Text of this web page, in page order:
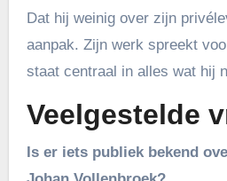
Dat hij weinig over zijn
aanpak. Zijn werk spreekt
staat centraal in alles wat hij
Veelgestelde
Is er iets publiek bekend